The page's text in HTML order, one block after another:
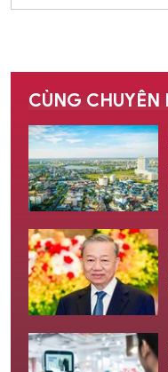
CÙNG CHUYÊN